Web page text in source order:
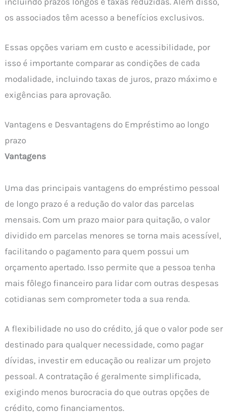
os associados têm acesso a benefícios exclusivos.
Essas opções variam em custo e acessibilidade, por
isso é importante comparar as condições de cada
modalidade, incluindo taxas de juros, prazo máximo e
exigências para aprovação.
Vantagens e Desvantagens do Empréstimo ao longo
prazo
Vantagens
Uma das principais vantagens do empréstimo pessoal
de longo prazo é a redução do valor das parcelas
mensais. Com um prazo maior para quitação, o valor
dividido em parcelas menores se torna mais acessível,
facilitando o pagamento para quem possui um
orçamento apertado. Isso permite que a pessoa tenha
mais fôlego financeiro para lidar com outras despesas
cotidianas sem comprometer toda a sua renda.
A flexibilidade no uso do crédito, já que o valor pode ser
destinado para qualquer necessidade, como pagar
dívidas, investir em educação ou realizar um projeto
pessoal. A contratação é geralmente simplificada,
exigindo menos burocracia do que outras opções de
crédito, como financiamentos.